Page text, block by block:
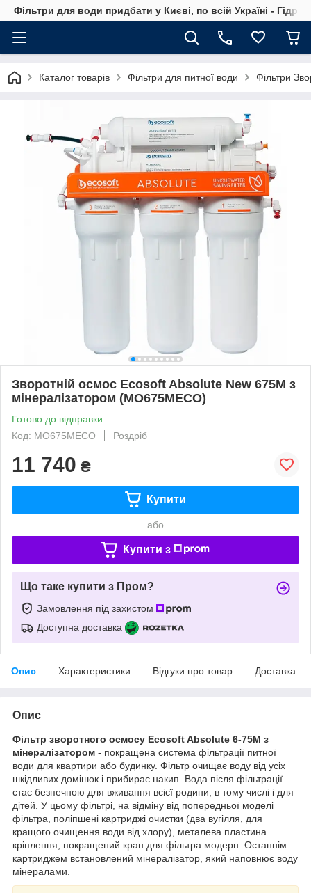
Фільтри для води придбати у Києві, по всій Україні - Гідро-
Каталог товарів Фільтри для питної води Фільтри
Зворотній осмос Ecosoft Absolute New 675М з
мінералізатором (MO675MECO)
Готово до відправки
Код: MO675MECO
Роздріб
11 740 ₴
Купити
або
Купити з
Що таке купити з Пром?
Замовлення під захистом
Доступна доставка
Опис Характеристики Відгуки про товар Доставка
Опис
Фільтр зворотного осмосу Ecosoft Absolute 6-75М з
мінералізатором - покращена система фільтрації питної
води для квартири або будинку. Фільтр очищає воду від усіх
шкідливих домішок і прибирає накип. Вода після фільтрації
стає безпечною для вживання всієї родини, в тому числі і для
дітей. У цьому фільтрі, на відміну від попередньої моделі
фільтра, поліпшені картриджі очистки (два вугілля, для
кращого очищення води від хлору), металева пластина
кріплення, покращений кран для фільтра модерн. Останнім
картриджем встановлений мінералізатор, який наповнює воду
мінералами.